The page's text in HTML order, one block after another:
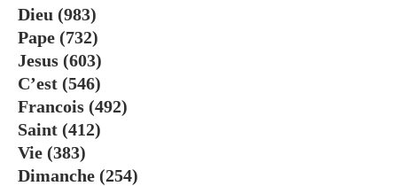
Dieu (983)
Pape (732)
Jesus (603)
C’est (546)
Francois (492)
Saint (412)
Vie (383)
Dimanche (254)